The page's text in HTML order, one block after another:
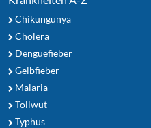
Chikungunya
Cholera
Denguefieber
Gelbfieber
Malaria
Tollwut
Typhus